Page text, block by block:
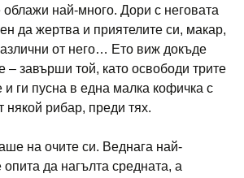
облажи най-много. Дори с неговата
да жертва и приятелите си, макар,
от него… Ето виж докъде
– завърши той, като освободи трите
и ги пусна в една малка кофичка с
някой рибар, преди тях.
на очите си. Веднага най-
да нагълта средната, а